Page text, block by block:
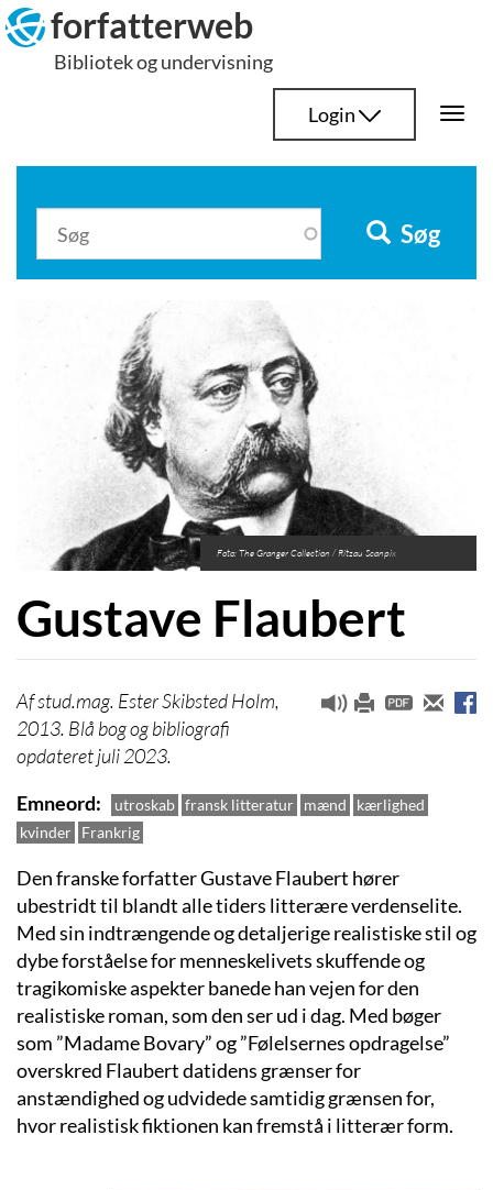
Hop
til
indhold
forfatterweb
Bibliotek og undervisning
Login
Søg
Foto: The Granger Collection / Ritzau Scanpix
Gustave Flaubert
stud.mag. Ester Skibsted Holm,
2013. Blå bog og bibliografi
opdateret juli 2023.
Emneord
utroskab fransk litteratur mænd
kærlighed
kvinder Frankrig
Den franske forfatter Gustave Flaubert hører
ubestridt til blandt alle tiders litterære verdenselite.
Med sin indtrængende og detaljerige realistiske stil og
dybe forståelse for menneskelivets skuffende og
tragikomiske aspekter banede han vejen for den
realistiske roman, som den ser ud i dag. Med bøger
som ”Madame Bovary” og ”Følelsernes opdragelse”
overskred Flaubert datidens grænser for
anstændighed og udvidede samtidig grænsen for,
hvor realistisk fiktionen kan fremstå i litterær form.